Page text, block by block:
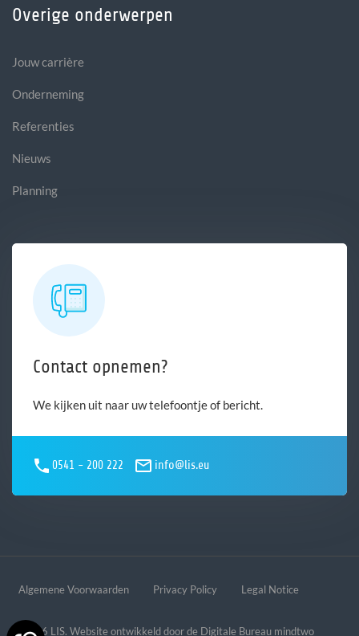
Overige onderwerpen
Jouw carrière
Onderneming
Referenties
Nieuws
Planning
Contact opnemen?
We kijken uit naar uw telefoontje of bericht.
0541 - 200 222 info@lis.eu
© 2026 LIS. Website ontwikkeld door de Digitale Bureau mindtwo
Algemene Voorwaarden Privacy Policy Legal Notice